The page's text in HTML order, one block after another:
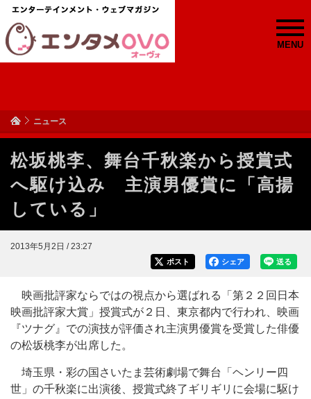
MENU
ニュース
松坂桃李、舞台千秋楽から授賞式
へ駆け込み 主演男優賞に「高揚
している」
2013年5月2日 / 23:27
送る
シェア
ポスト
映画批評家ならではの視点から選ばれる「第２２回日本
映画批評家大賞」授賞式が２日、東京都内で行われ、映画
『ツナグ』での演技が評価され主演男優賞を受賞した俳優
の松坂桃李が出席した。
埼玉県・彩の国さいたま芸術劇場で舞台「ヘンリー四
世」の千秋楽に出演後、授賞式終了ギリギリに会場に駆け